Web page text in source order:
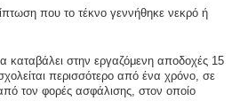
που το τέκνο γεννήθηκε νεκρό ή
καταβάλει στην εργαζόμενη αποδοχές 15
περισσότερο από ένα χρόνο, σε
τον φορές ασφάλισης, στον οποίο